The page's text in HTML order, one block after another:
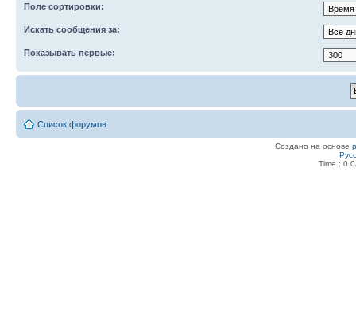
Поле сортировки:
Искать сообщения за:
Показывать первые:
Список форумов
Создано на основе
Time :